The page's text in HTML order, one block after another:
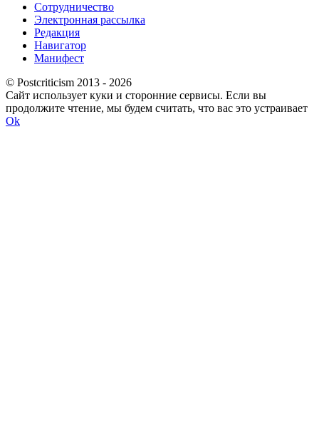
Сотрудничество
Электронная рассылка
Редакция
Навигатор
Манифест
© Postcriticism 2013 - 2026
Сайт использует куки и сторонние сервисы. Если вы
продолжите чтение, мы будем считать, что вас это устраивает
Ok